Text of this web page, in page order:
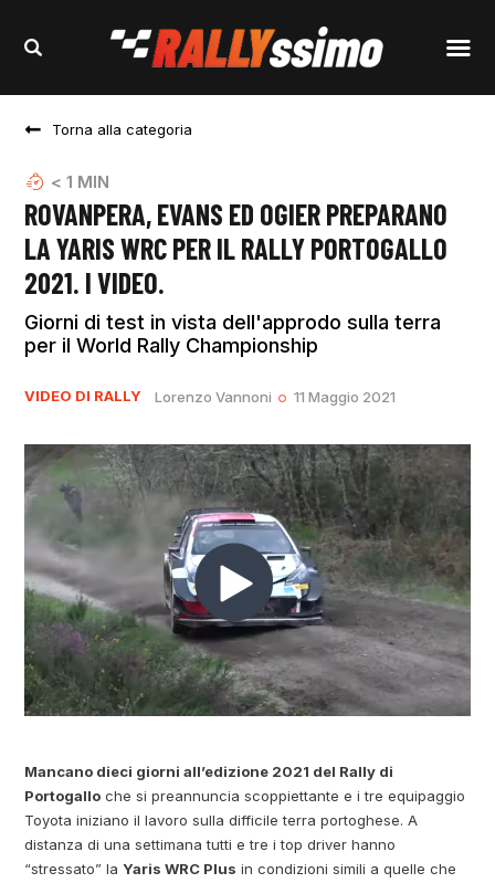
Torna alla categoria
< 1 MIN
ROVANPERA, EVANS ED OGIER PREPARANO
LA YARIS WRC PER IL RALLY PORTOGALLO
2021. I VIDEO.
Giorni di test in vista dell'approdo sulla terra
per il World Rally Championship
VIDEO DI RALLY Lorenzo Vannoni 11 Maggio 2021
Mancano dieci giorni all’edizione 2021 del Rally di
Portogallo che si preannuncia scoppiettante e i tre equipaggio
Toyota iniziano il lavoro sulla difficile terra portoghese. A
distanza di una settimana tutti e tre i top driver hanno
“stressato” laYaris WRC Plus in condizioni simili a quelle che